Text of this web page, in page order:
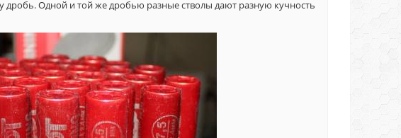
дробь. Одной и той же дробью разные стволы дают разную кучность